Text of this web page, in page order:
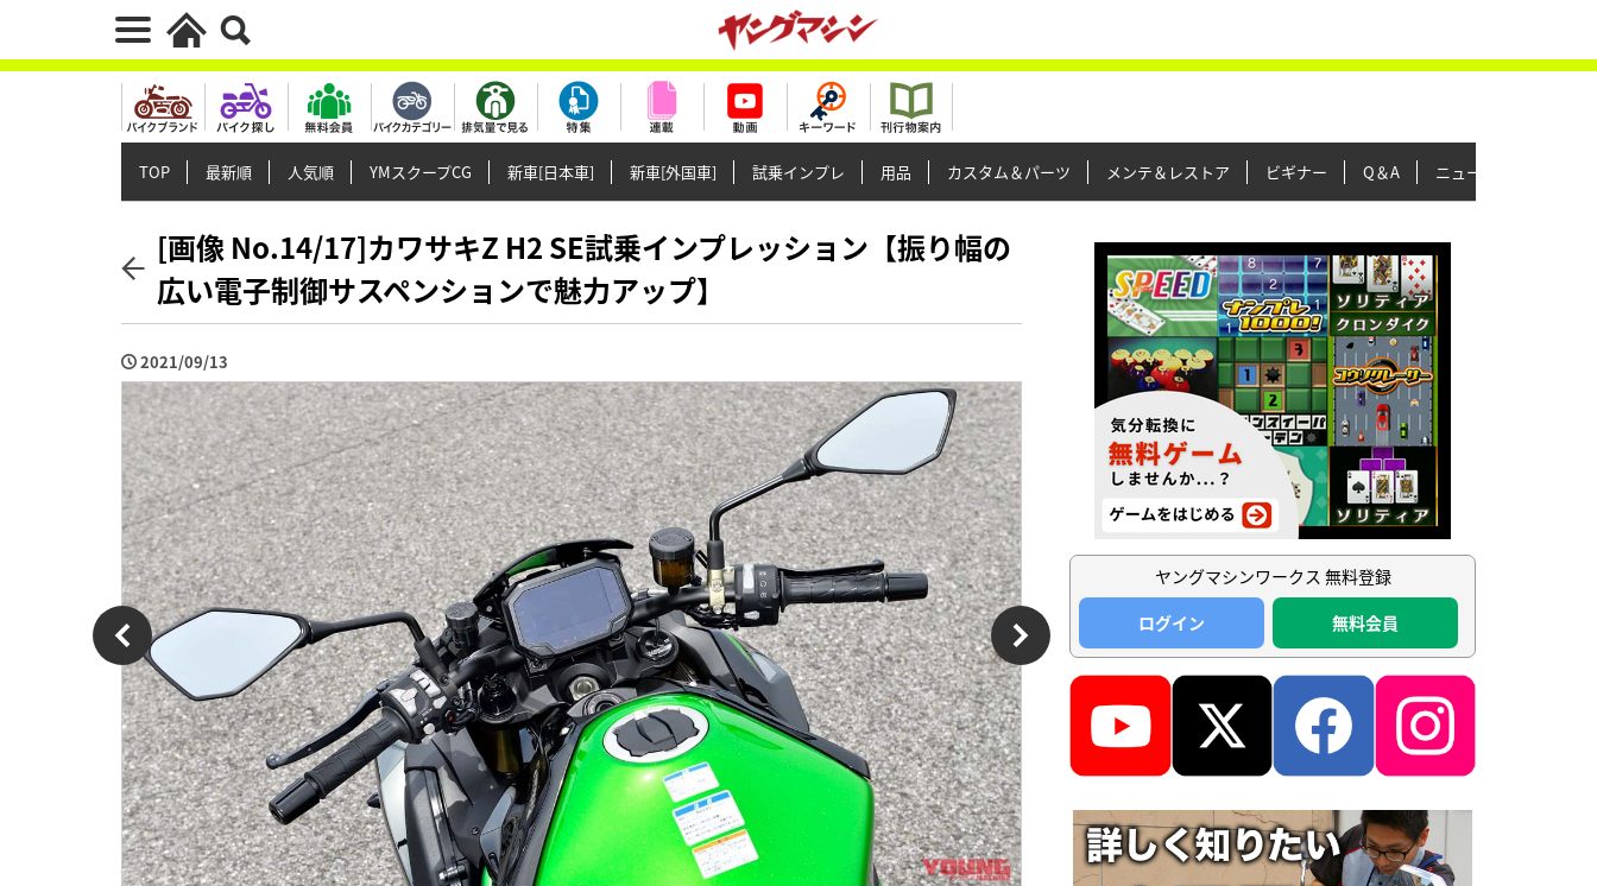
TOP 最新順 人気順 YMスクープCG 新車[日本車] 新車[外国車] 試乗インプレ 用品 カスタム＆パーツ メンテ＆レストア ビギナー Q＆A ニュース＆トピックス
[画像 No.14/17]カワサキZ H2 SE試乗インプレッション【振り幅の
広い電子制御サスペンションで魅力アップ】
2021/09/13
ヤングマシンワークス 無料登録
ログイン
無料会員